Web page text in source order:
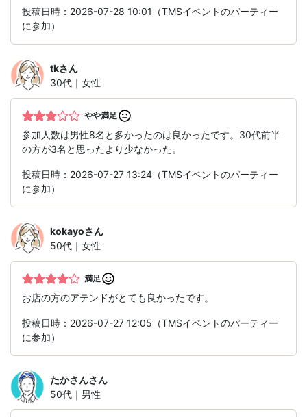
投稿日時：2026-07-28 10:01（TMSイベントのパーティー
に参加）
tkさん
30代｜女性
やや満足
参加人数は男性8名と多かったのは良かったです。30代前半
の方が3名と思ったより少なかった。
投稿日時：2026-07-27 13:24（TMSイベントのパーティー
に参加）
kokayoさん
50代｜女性
満足
お店の方のアテンドがとても良かったです。
投稿日時：2026-07-27 12:05（TMSイベントのパーティー
に参加）
たかさんさん
50代｜男性